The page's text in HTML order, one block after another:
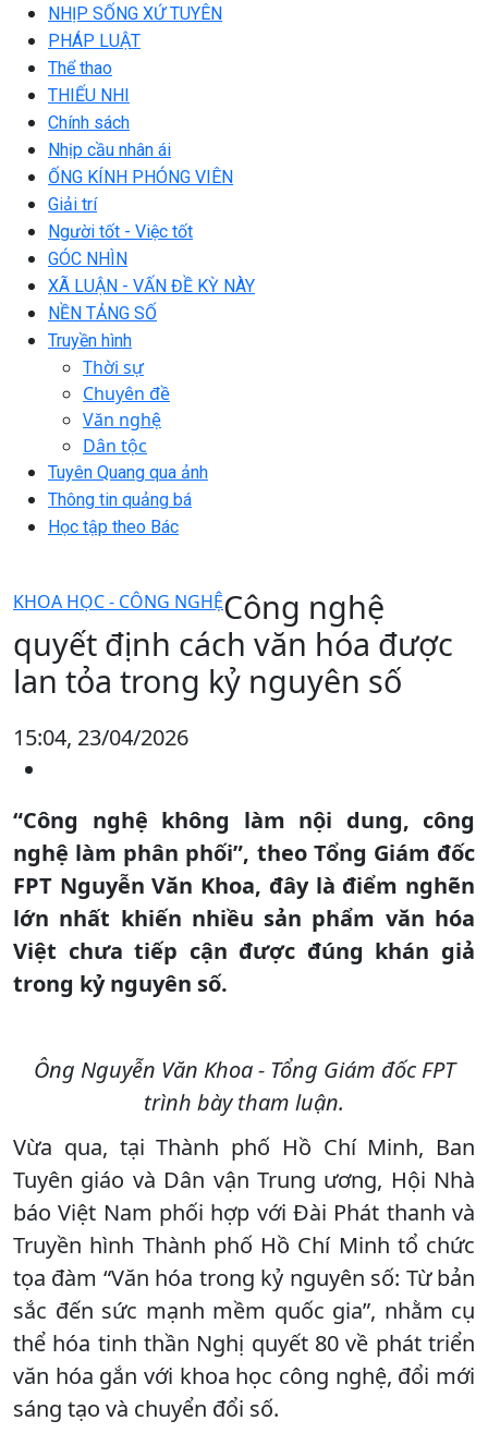
NHỊP SỐNG XỨ TUYÊN
PHÁP LUẬT
Thể thao
THIẾU NHI
Chính sách
Nhịp cầu nhân ái
ỐNG KÍNH PHÓNG VIÊN
Giải trí
Người tốt - Việc tốt
GÓC NHÌN
XÃ LUẬN - VẤN ĐỀ KỲ NÀY
NỀN TẢNG SỐ
Truyền hình
Thời sự
Chuyên đề
Văn nghệ
Dân tộc
Tuyên Quang qua ảnh
Thông tin quảng bá
Học tập theo Bác
KHOA HỌC - CÔNG NGHỆCông nghệ
quyết định cách văn hóa được
lan tỏa trong kỷ nguyên số
15:04, 23/04/2026
“Công nghệ không làm nội dung, công
nghệ làm phân phối”, theo Tổng Giám đốc
FPT Nguyễn Văn Khoa, đây là điểm nghẽn
lớn nhất khiến nhiều sản phẩm văn hóa
Việt chưa tiếp cận được đúng khán giả
trong kỷ nguyên số.
Ông Nguyễn Văn Khoa - Tổng Giám đốc FPT
trình bày tham luận.
Vừa qua, tại Thành phố Hồ Chí Minh, Ban
Tuyên giáo và Dân vận Trung ương, Hội Nhà
báo Việt Nam phối hợp với Đài Phát thanh và
Truyền hình Thành phố Hồ Chí Minh tổ chức
tọa đàm “Văn hóa trong kỷ nguyên số: Từ bản
sắc đến sức mạnh mềm quốc gia”, nhằm cụ
thể hóa tinh thần Nghị quyết 80 về phát triển
văn hóa gắn với khoa học công nghệ, đổi mới
sáng tạo và chuyển đổi số.